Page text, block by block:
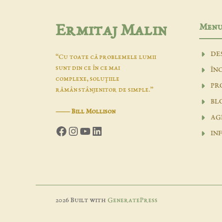
Ermitaj Malin
“Cu toate că problemele lumii
sunt din ce în ce mai
complexe, soluţiile
rămân stânjenitor de simple.”
―Bill Mollison
Facebook
Instagram
YouTube
LinkedIn
2026 Built with GeneratePress